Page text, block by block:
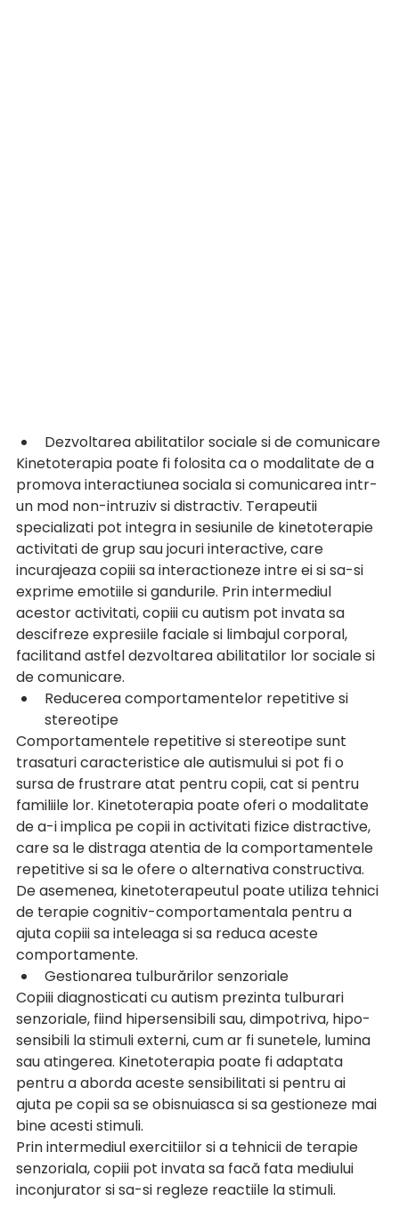
Dezvoltarea abilitatilor sociale si de comunicare
Kinetoterapia poate fi folosita ca o modalitate de a
promova interactiunea sociala si comunicarea intr-
un mod non-intruziv si distractiv. Terapeutii
specializati pot integra in sesiunile de kinetoterapie
activitati de grup sau jocuri interactive, care
incurajeaza copiii sa interactioneze intre ei si sa-si
exprime emotiile si gandurile. Prin intermediul
acestor activitati, copiii cu autism pot invata sa
descifreze expresiile faciale si limbajul corporal,
facilitand astfel dezvoltarea abilitatilor lor sociale si
de comunicare.
Reducerea comportamentelor repetitive si
stereotipe
Comportamentele repetitive si stereotipe sunt
trasaturi caracteristice ale autismului si pot fi o
sursa de frustrare atat pentru copii, cat si pentru
familiile lor. Kinetoterapia poate oferi o modalitate
de a-i implica pe copii in activitati fizice distractive,
care sa le distraga atentia de la comportamentele
repetitive si sa le ofere o alternativa constructiva.
De asemenea, kinetoterapeutul poate utiliza tehnici
de terapie cognitiv-comportamentala pentru a
ajuta copiii sa inteleaga si sa reduca aceste
comportamente.
Gestionarea tulburărilor senzoriale
Copiii diagnosticati cu autism prezinta tulburari
senzoriale, fiind hipersensibili sau, dimpotriva, hipo-
sensibili la stimuli externi, cum ar fi sunetele, lumina
sau atingerea. Kinetoterapia poate fi adaptata
pentru a aborda aceste sensibilitati si pentru ai
ajuta pe copii sa se obisnuiasca si sa gestioneze mai
bine acesti stimuli.
Prin intermediul exercitiilor si a tehnicii de terapie
senzoriala, copiii pot invata sa facă fata mediului
inconjurator si sa-si regleze reactiile la stimuli.